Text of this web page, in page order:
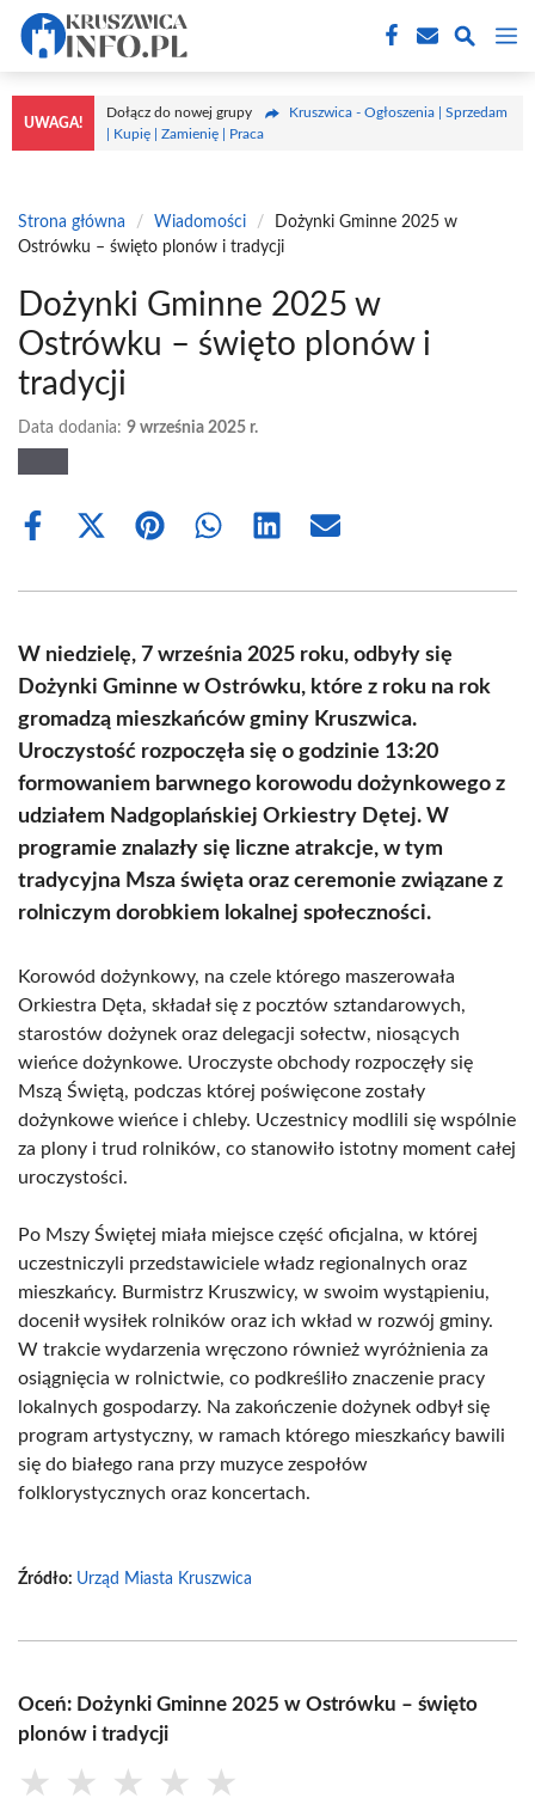
Przejdź
treści
UWAGA!
Dołącz do nowej grupy
Kruszwica - Ogłoszenia | Sprzedam
| Kupię | Zamienię | Praca
Strona główna / Wiadomości /
Dożynki Gminne 2025 w
Ostrówku – święto plonów i tradycji
Dożynki Gminne 2025 w
Ostrówku – święto plonów i
tradycji
Data dodania: 9 września 2025 r.
Share
Share
(Twitter)
Share Share Share Share
W niedzielę, 7 września 2025 roku, odbyły się
Dożynki Gminne w Ostrówku, które z roku na rok
gromadzą mieszkańców gminy Kruszwica.
Uroczystość rozpoczęła się o godzinie 13:20
formowaniem barwnego korowodu dożynkowego z
udziałem Nadgoplańskiej Orkiestry Dętej. W
programie znalazły się liczne atrakcje, w tym
tradycyjna Msza święta oraz ceremonie związane z
rolniczym dorobkiem lokalnej społeczności.
Korowód dożynkowy, na czele którego maszerowała
Orkiestra Dęta, składał się z pocztów sztandarowych,
starostów dożynek oraz delegacji sołectw, niosących
wieńce dożynkowe. Uroczyste obchody rozpoczęły się
Mszą Świętą, podczas której poświęcone zostały
dożynkowe wieńce i chleby. Uczestnicy modlili się wspólnie
za plony i trud rolników, co stanowiło istotny moment całej
uroczystości.
Po Mszy Świętej miała miejsce część oficjalna, w której
uczestniczyli przedstawiciele władz regionalnych oraz
mieszkańcy. Burmistrz Kruszwicy, w swoim wystąpieniu,
docenił wysiłek rolników oraz ich wkład w rozwój gminy.
W trakcie wydarzenia wręczono również wyróżnienia za
osiągnięcia w rolnictwie, co podkreśliło znaczenie pracy
lokalnych gospodarzy. Na zakończenie dożynek odbył się
program artystyczny, w ramach którego mieszkańcy bawili
się do białego rana przy muzyce zespołów
folklorystycznych oraz koncertach.
Źródło: Urząd Miasta Kruszwica
Oceń: Dożynki Gminne 2025 w Ostrówku – święto
plonów i tradycji
★ ★ ★ ★ ★